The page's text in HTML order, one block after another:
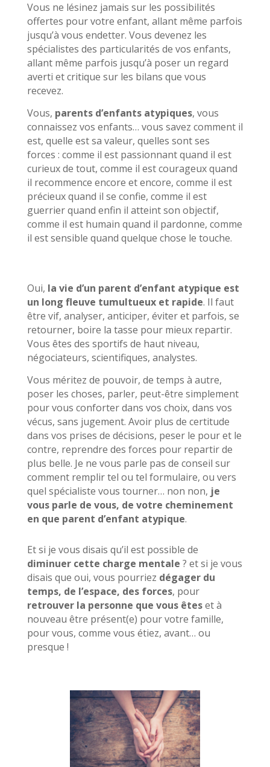
Vous ne lésinez jamais sur les possibilités
offertes pour votre enfant, allant même parfois
jusqu’à vous endetter. Vous devenez les
spécialistes des particularités de vos enfants,
allant même parfois jusqu’à poser un regard
averti et critique sur les bilans que vous
recevez.
Vous, parents d’enfants atypiques, vous
connaissez vos enfants… vous savez comment il
est, quelle est sa valeur, quelles sont ses
forces : comme il est passionnant quand il est
curieux de tout, comme il est courageux quand
il recommence encore et encore, comme il est
précieux quand il se confie, comme il est
guerrier quand enfin il atteint son objectif,
comme il est humain quand il pardonne, comme
il est sensible quand quelque chose le touche.
Oui, la vie d’un parent d’enfant atypique est
un long fleuve tumultueux et rapide. Il faut
être vif, analyser, anticiper, éviter et parfois, se
retourner, boire la tasse pour mieux repartir.
Vous êtes des sportifs de haut niveau,
négociateurs, scientifiques, analystes.
Vous méritez de pouvoir, de temps à autre,
poser les choses, parler, peut-être simplement
pour vous conforter dans vos choix, dans vos
vécus, sans jugement. Avoir plus de certitude
dans vos prises de décisions, peser le pour et le
contre, reprendre des forces pour repartir de
plus belle. Je ne vous parle pas de conseil sur
comment remplir tel ou tel formulaire, ou vers
quel spécialiste vous tourner… non non, je
vous parle de vous, de votre cheminement
en que parent d’enfant atypique.
Et si je vous disais qu’il est possible de
diminuer cette charge mentale ? et si je vous
disais que oui, vous pourriez dégager du
temps, de l’espace, des forces, pour
retrouver la personne que vous êteset à
nouveau être présent(e) pour votre famille,
pour vous, comme vous étiez, avant… ou
presque !